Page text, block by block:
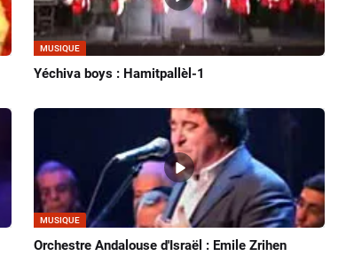
MUSIQUE
Yéchiva boys : Hamitpallèl-1
MUSIQUE
Orchestre Andalouse d'Israël : Emile Zrihen